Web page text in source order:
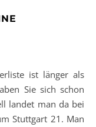
Sie sich schon
landet man da bei
Stuttgart 21. Man